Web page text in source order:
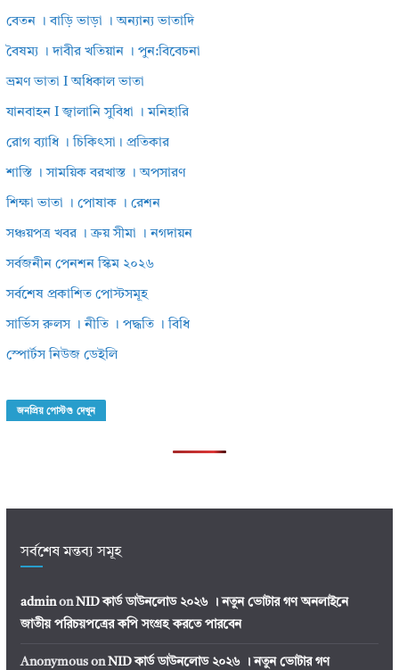
বেতন । বাড়ি ভাড়া । অন্যান্য ভাতাদি
বৈষম্য । দাবীর খতিয়ান । পুন:বিবেচনা
ভ্রমণ ভাতা I অধিকাল ভাতা
যানবাহন I জ্বালানি সুবিধা । মনিহারি
রোগ ব্যাধি । চিকিৎসা। প্রতিকার
শাস্তি । সাময়িক বরখাস্ত । অপসারণ
শিক্ষা ভাতা । পোষাক । রেশন
সঞ্চয়পত্র খবর । ক্রয় সীমা । নগদায়ন
সর্বজনীন পেনশন স্কিম ২০২৬
সর্বশেষ প্রকাশিত পোস্টসমূহ
সার্ভিস রুলস । নীতি । পদ্ধতি । বিধি
স্পোর্টস নিউজ ডেইলি
জনপ্রিয় পোস্টগু দেখুন
সর্বশেষ মন্তব্য সমূহ
adminonNID কার্ড ডাউনলোড ২০২৬ । নতুন ভোটার গণ অনলাইনে
জাতীয় পরিচয়পত্রের কপি সংগ্রহ করতে পারবেন
AnonymousonNID কার্ড ডাউনলোড ২০২৬ । নতুন ভোটার গণ